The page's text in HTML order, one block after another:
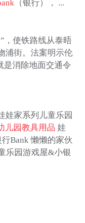
（银行）， ...
，使铁路线从泰晤
浦街。法案明示伦
是消除地面交通令
娃家系列儿童乐园
儿园教具用品 娃
Bank 懒懒的家伙
乐园游戏屋&小银